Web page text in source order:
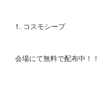
1. コスモシープ
会場にて無料で配布中！！